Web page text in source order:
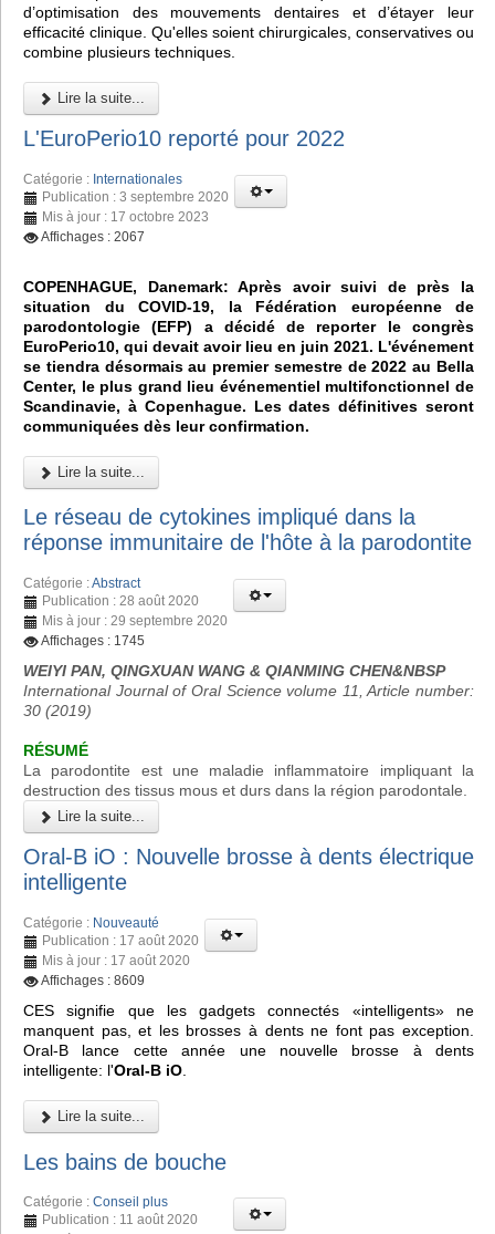
d’optimisation des mouvements dentaires et d’étayer leur
efficacité clinique. Qu'elles soient chirurgicales, conservatives ou
combine plusieurs techniques.
Lire la suite...
L'EuroPerio10 reporté pour 2022
Catégorie : Internationales
Publication : 3 septembre 2020
Mis à jour : 17 octobre 2023
Affichages : 2067
COPENHAGUE, Danemark: Après avoir suivi de près la
situation du COVID-19, la Fédération européenne de
parodontologie (EFP) a décidé de reporter le congrès
EuroPerio10, qui devait avoir lieu en juin 2021. L'événement
se tiendra désormais au premier semestre de 2022 au Bella
Center, le plus grand lieu événementiel multifonctionnel de
Scandinavie, à Copenhague. Les dates définitives seront
communiquées dès leur confirmation.
Lire la suite...
Le réseau de cytokines impliqué dans la
réponse immunitaire de l'hôte à la parodontite
Catégorie :Abstract
Publication : 28 août 2020
Mis à jour : 29 septembre 2020
Affichages : 1745
WEIYI PAN, QINGXUAN WANG & QIANMING CHEN&NBSP
International Journal of Oral Science volume 11, Article number:
30 (2019)
RÉSUMÉ
La parodontite est une maladie inflammatoire impliquant la
destruction des tissus mous et durs dans la région parodontale.
Lire la suite...
Oral-B iO : Nouvelle brosse à dents électrique
intelligente
Catégorie : Nouveauté
Publication : 17 août 2020
Mis à jour : 17 août 2020
Affichages : 8609
CES signifie que les gadgets connectés «intelligents» ne
manquent pas, et les brosses à dents ne font pas exception.
Oral-B lance cette année une nouvelle brosse à dents
intelligente: l'Oral-B iO
Lire la suite...
Les bains de bouche
Catégorie : Conseil plus
Publication : 11 août 2020